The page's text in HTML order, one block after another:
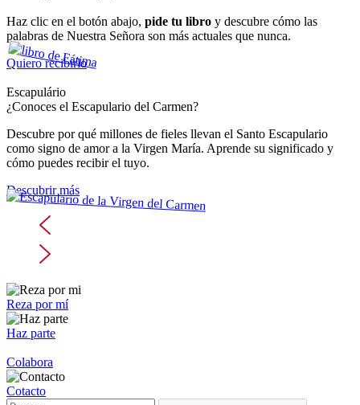
Haz clic en el botón abajo, pide tu libro y descubre cómo las
palabras de Nuestra Señora son más actuales que nunca.
Quiero recibirlo
Escapulário
¿Conoces el Escapulario del Carmen?
Descubre por qué millones de fieles llevan el Santo Escapulario
como signo de amor a la Virgen María. Aprende su significado y
cómo puedes recibir el tuyo.
Descubrir más
Reza por mí
Haz parte
Colabora
Cotacto